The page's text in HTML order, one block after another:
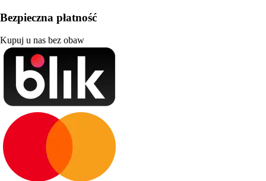
Bezpieczna płatność
Kupuj u nas bez obaw